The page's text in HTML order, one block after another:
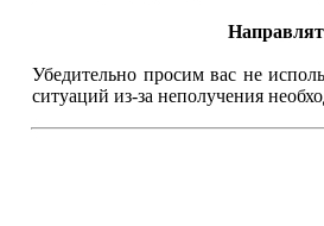
Убедительно просим вас не
ситуаций из-за неполучения